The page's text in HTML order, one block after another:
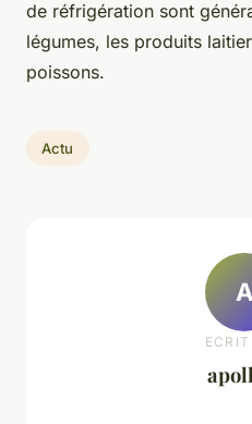
de réfrigération sont
légumes, les produits
poissons.
Actu
A
ECRIT